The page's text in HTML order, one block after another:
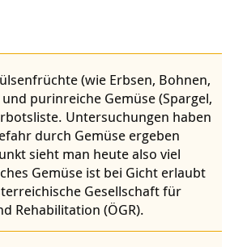
(wie Erbsen, Bohnen,
purinreiche Gemüse (Spargel,
Untersuchungen haben
durch Gemüse ergeben
sieht man heute also viel
Gemüse ist bei Gicht erlaubt
Gesellschaft für
Rehabilitation (ÖGR).